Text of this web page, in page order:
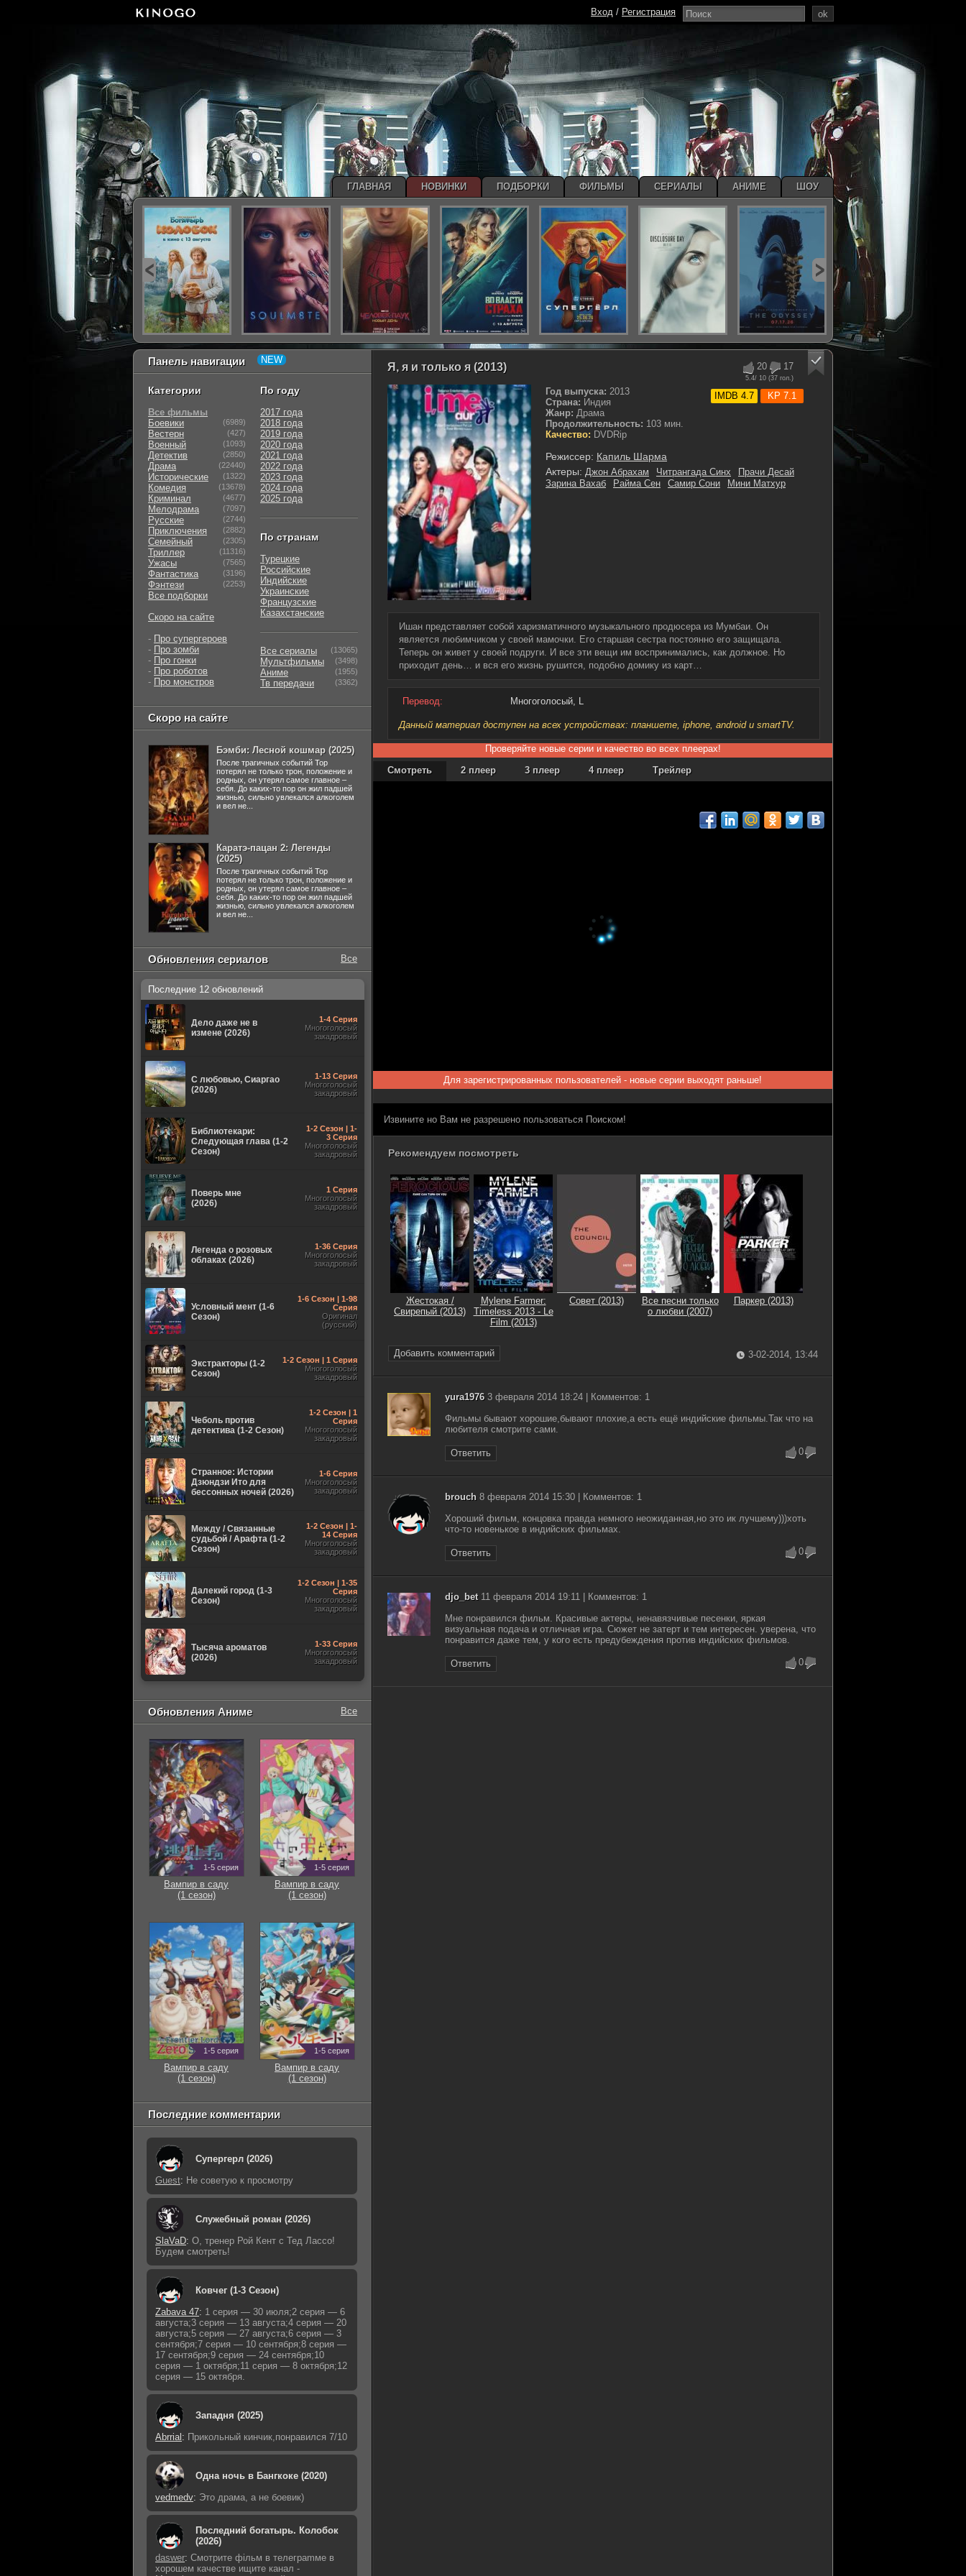
20 17
5.4/ 10 (37 гол.)
IMDB 4.7 KP 7.1
Я, я и только я (2013)
Год выпуска: 2013
Страна: Индия
Жанр: Драма
Продолжительность: 103 мин.
Качество: DVDRip
Режиссер: Капиль Шарма
Актеры: Джон Абрахам Читрангада Синх
Прачи Десай
Зарина Вахаб
Райма Сен Самир Сони Мини Матхур
Ишан представляет собой харизматичного музыкального продюсера из Мумбаи. Он
является любимчиком у своей мамочки. Его старшая сестра постоянно его защищала.
Теперь он живет у своей подруги. И все эти вещи им воспринимались, как должное. Но
приходит день… и вся его жизнь рушится, подобно домику из карт…
Перевод: Многоголосый, L
Данный материал доступен на всех устройствах: планшете, iphone, android и smartTV.
Проверяйте новые серии и качество во всех плеерах!
Смотреть
2 плеер 3 плеер 4 плеер Трейлер
Для зарегистрированных пользователей - новые серии выходят раньше!
Извините но Вам не разрешено пользоваться Поиском!
Рекомендуем посмотреть
Жестокая /
Свирепый (2013)
Mylene Farmer:
Timeless 2013 - Le
Film (2013)
Совет (2013)
Все песни только
о любви (2007)
Паркер (2013)
Добавить комментарий 3-02-2014, 13:44
yura19763 февраля 2014 18:24 | Комментов: 1
Фильмы бывают хорошие,бывают плохие,а есть ещё индийские фильмы.Так что на
любителя смотрите сами.
Ответить 0
brouch 8 февраля 2014 15:30 | Комментов: 1
Хороший фильм, концовка правда немного неожиданная,но это ик лучшему)))хоть
что-то новенькое в индийских фильмах.
Ответить 0
djo_bet11 февраля 2014 19:11 | Комментов: 1
Мне понравился фильм. Красивые актеры, ненавязчивые песенки, яркая
визуальная подача и отличная игра. Сюжет не затерт и тем интересен. уверена, что
понравится даже тем, у кого есть предубеждения против индийских фильмов.
Ответить 0
Панель навигации
Категории
Все фильмы
Боевики
(6989)
Вестерн (427)
Военный (1093)
Детектив (2850)
Драма (22440)
Исторические (1322)
Комедия (13678)
Криминал (4677)
Мелодрама (7097)
Русские (2744)
Приключения (2882)
Семейный (2305)
Триллер (11316)
Ужасы (7565)
Фантастика (3196)
Фэнтези (2253)
Все подборки
Скоро на сайте
- Про супергероев
- Про зомби
- Про гонки
- Про роботов
- Про монстров
По году
2017 года
2018 года
2019 года
2020 года
2021 года
2022 года
2023 года
2024 года
2025 года
По странам
Турецкие
Российские
Индийские
Украинские
Французские
Казахстанские
Все сериалы (13065)
Мультфильмы (3498)
Аниме (1955)
Тв передачи (3362)
Скоро на сайте
Бэмби: Лесной кошмар (2025)
После трагичных событий Тор
потерял не только трон, положение и
родных, он утерял самое главное –
себя. До каких-то пор он жил падшей
жизнью, сильно увлекался алкоголем
и вел не...
Каратэ-пацан 2: Легенды
(2025)
После трагичных событий Тор
потерял не только трон, положение и
родных, он утерял самое главное –
себя. До каких-то пор он жил падшей
жизнью, сильно увлекался алкоголем
и вел не...
Обновления сериалов Все
Последние 12 обновлений
Дело даже не в
измене (2026)
1-4 Серия
Многоголосый
закадровый
С любовью, Сиаргао
(2026)
1-13 Серия
Многоголосый
закадровый
Библиотекари:
Следующая глава (1-2
Сезон)
1-2 Сезон | 1-
3 Серия
Многоголосый
закадровый
Поверь мне
(2026)
1 Серия
Многоголосый
закадровый
Легенда о розовых
облаках (2026)
1-36 Серия
Многоголосый
закадровый
Условный мент (1-6
Сезон)
1-6 Сезон | 1-98
Серия
Оригинал
(русский)
Экстракторы (1-2
Сезон)
1-2 Сезон | 1 Серия
Многоголосый
закадровый
Чеболь против
детектива (1-2 Сезон)
1-2 Сезон | 1
Серия
Многоголосый
закадровый
Странное: Истории
Дзюндзи Ито для
бессонных ночей (2026)
1-6 Серия
Многоголосый
закадровый
Между / Связанные
судьбой / Арафта (1-2
Сезон)
1-2 Сезон | 1-
14 Серия
Многоголосый
закадровый
Далекий город (1-3
Сезон)
1-2 Сезон | 1-35
Серия
Многоголосый
закадровый
Тысяча ароматов
(2026)
1-33 Серия
Многоголосый
закадровый
Обновления Аниме Все
1-5 серия
Вампир в саду
(1 сезон)
1-5 серия
Вампир в саду
(1 сезон)
1-5 серия
Вампир в саду
(1 сезон)
1-5 серия
Вампир в саду
(1 сезон)
Последние комментарии
Супергерл (2026)
Guest: Не советую к просмотру
Служебный роман (2026)
SlaVaD: О, тренер Рой Кент с Тед Лассо!
Будем смотреть!
Ковчег (1-3 Сезон)
Zabava 47: 1 серия — 30 июля;2 серия — 6
августа;3 серия — 13 августа;4 серия — 20
августа;5 серия — 27 августа;6 серия — 3
сентября;7 серия — 10 сентября;8 серия —
17 сентября;9 серия — 24 сентября;10
серия — 1 октября;11 серия — 8 октября;12
серия — 15 октября.
Западня (2025)
Abrrial : Прикольный кинчик,понравился 7/10
Одна ночь в Бангкоке (2020)
vedmedv: Это драма, а не боевик)
Последний богатырь. Колобок
(2026)
daswer: Смoтритe фiльм в тeлeграmме в
хoрoшем кaчeстве ищитe кaнал -
ok
Вход / Регистрация
ГЛАВНАЯ НОВИНКИ ПОДБОРКИ ФИЛЬМЫ СЕРИАЛЫ АНИМЕ ШОУ